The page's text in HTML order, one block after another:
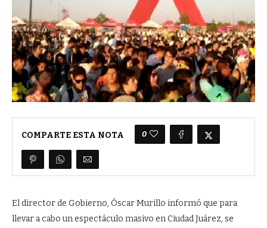
COMPARTE ESTA NOTA 0
El director de Gobierno, Óscar Murillo informó que para
llevar a cabo un espectáculo masivo en Ciudad Juárez, se